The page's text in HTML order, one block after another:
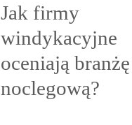
Jak firmy
windykacyjne
oceniają branżę
noclegową?